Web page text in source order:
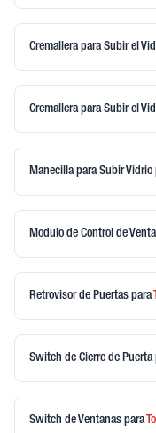
Cremallera para Subir el
Cremallera para Subir el
Manecilla para Subir Vidrio
Modulo de Control de
Retrovisor de Puertas para
Switch de Cierre de Puerta
Switch de Ventanas para